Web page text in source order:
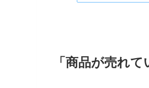
「商品が売れ